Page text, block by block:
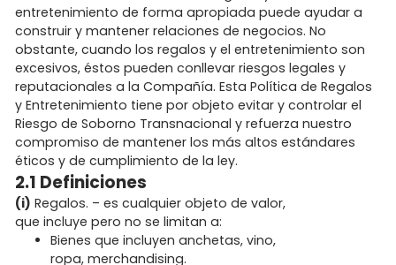
entretenimiento de forma apropiada puede ayudar a
construir y mantener relaciones de negocios. No
obstante, cuando los regalos y el entretenimiento son
excesivos, éstos pueden conllevar riesgos legales y
reputacionales a la Compañía. Esta Política de Regalos
y Entretenimiento tiene por objeto evitar y controlar el
Riesgo de Soborno Transnacional y refuerza nuestro
compromiso de mantener los más altos estándares
éticos y de cumplimiento de la ley.
2.1 Definiciones
(i) Regalos. – es cualquier objeto de valor,
que incluye pero no se limitan a:
Bienes que incluyen anchetas, vino,
ropa, merchandising.